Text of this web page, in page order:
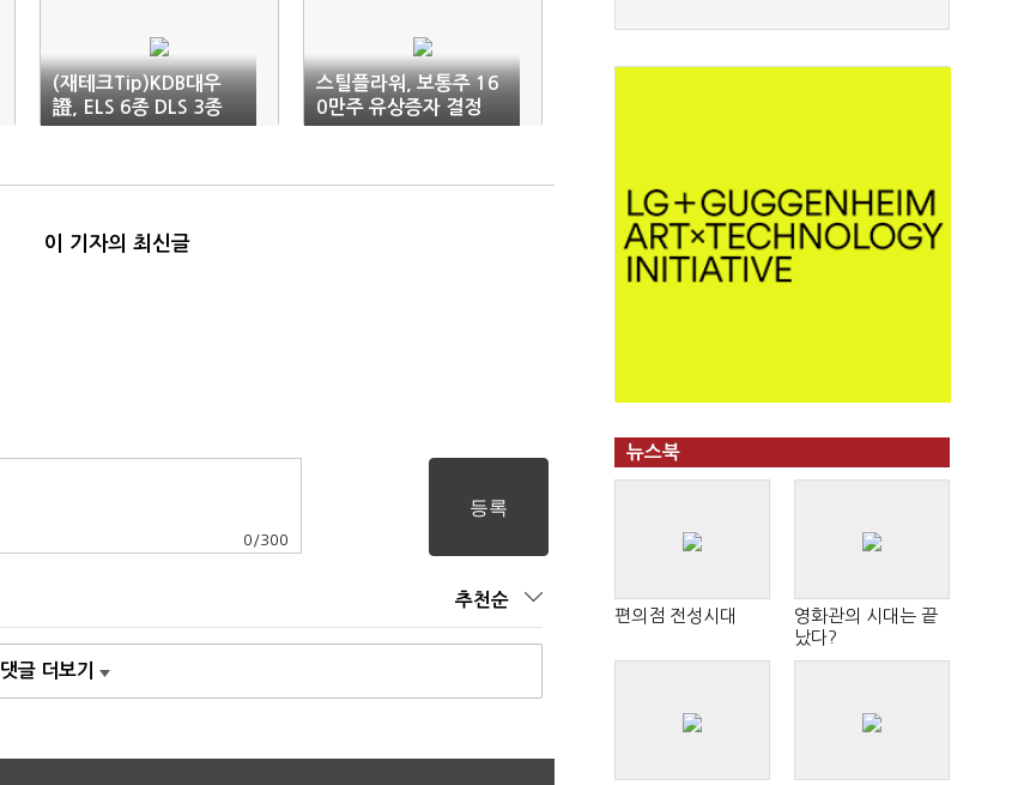
(재테크Tip)KDB대우
證, ELS 6종 DLS 3종
공모
스틸플라워, 보통주 16
0만주 유상증자 결정
이 기자의 최신글
0 /300
추천순
댓글 더보기
뉴스북
편의점 전성시대
영화관의 시대는 끝
났다?